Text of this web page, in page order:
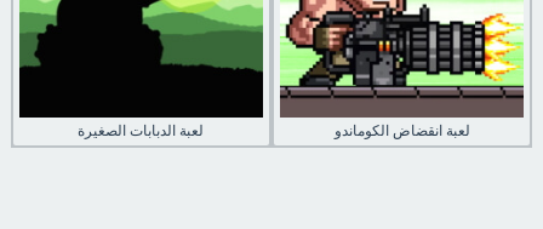
لعبة الدبابات الصغيرة لعبة انقضاض الكوماندو